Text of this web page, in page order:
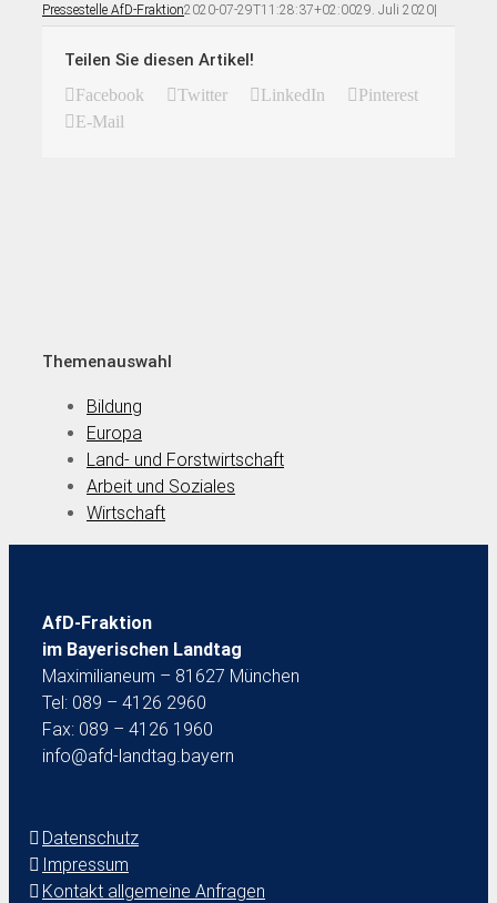
Pressestelle AfD-Fraktion2020-07-29T11:28:37+02:0029. Juli 2020|
Teilen Sie diesen Artikel!
Facebook Twitter LinkedIn
Pinterest
E-Mail
Themenauswahl
Bildung
Europa
Land- und Forstwirtschaft
Arbeit und Soziales
Wirtschaft
AfD-Fraktion
im Bayerischen Landtag
Maximilianeum – 81627 München
Tel: 089 – 4126 2960
Fax: 089 – 4126 1960
info@afd-landtag.bayern
Datenschutz
Impressum
Kontakt allgemeine Anfragen